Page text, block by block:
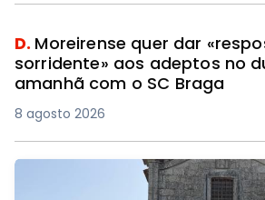
D. Moreirense quer dar
sorridente» aos adeptos no
amanhã com o SC Braga
8 agosto 2026